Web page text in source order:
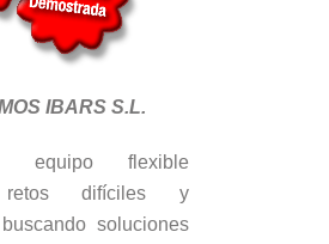
IBARS S.L.
equipo flexible
retos difíciles y
soluciones